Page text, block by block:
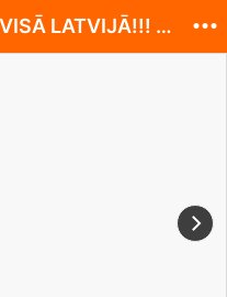
KĀZU NOFORMĒŠANA VISĀ LATVIJĀ!!! WWW.AMDIZAINS.LV